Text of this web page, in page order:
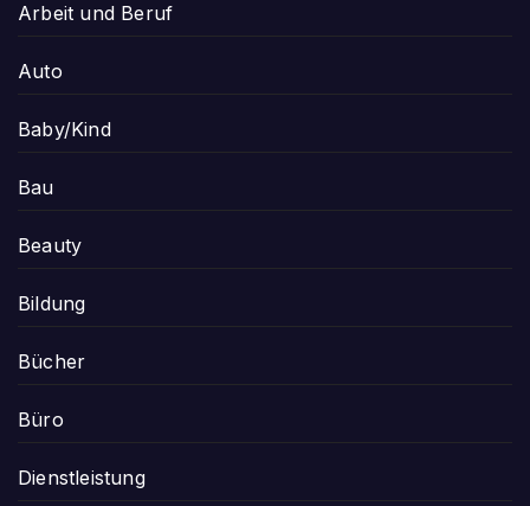
Arbeit und Beruf
Auto
Baby/Kind
Bau
Beauty
Bildung
Bücher
Büro
Dienstleistung